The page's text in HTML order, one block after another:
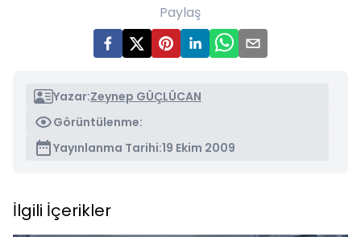
Paylaş
Yazar:Zeynep GÜÇLÜCAN
Görüntülenme:
Yayınlanma Tarihi:19 Ekim 2009
İlgili İçerikler